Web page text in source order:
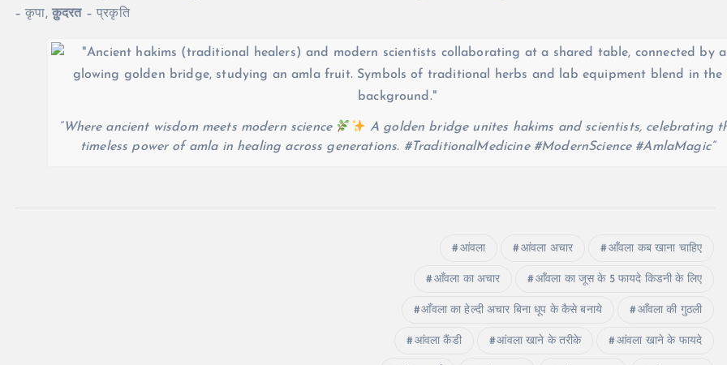
– कृपा, क़ुदरत– प्रकृति
“Where ancient wisdom meets modern science
A golden bridge unites hakims and scientists, celebrating
timeless power of amla in healing across generations. #TraditionalMedicine #ModernScience #AmlaMagic”
आंवला आंवला अचार आँवला कब खाना चाहिए
आँवला का अचार आँवला का जूस के 5 फायदे किडनी के लिए
आँवला का हेल्दी अचार बिना धूप के कैसे बनाये आँवला की गुठली
आंवला कैंडी आंवला खाने के तरीके आंवला खाने के फायदे